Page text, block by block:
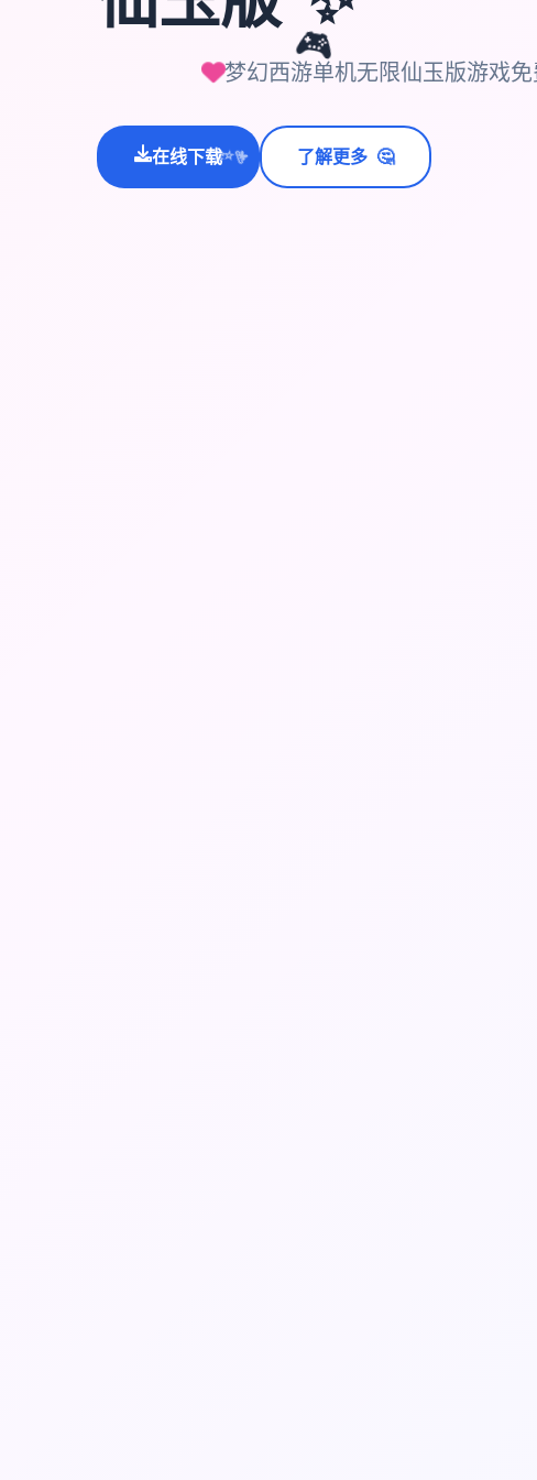
🎮
梦幻西游单机无限仙玉版游戏
在线下载
✨⭐💫 了解更多 🤔